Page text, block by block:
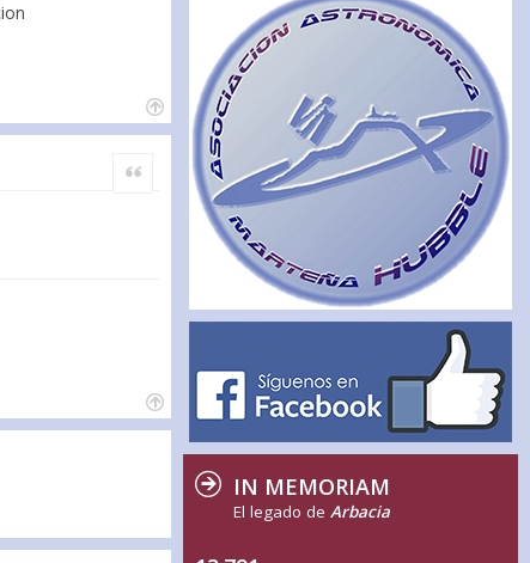
Citar
IN MEMORIAM
El legado de Arbacia